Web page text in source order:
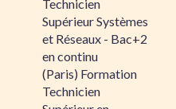
Technicien
Supérieur Systèmes
et Réseaux - Bac+2
en continu
(Paris) Formation
Technicien